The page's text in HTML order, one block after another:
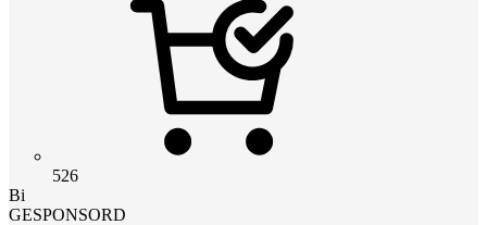
526
Bi
GESPONSORD